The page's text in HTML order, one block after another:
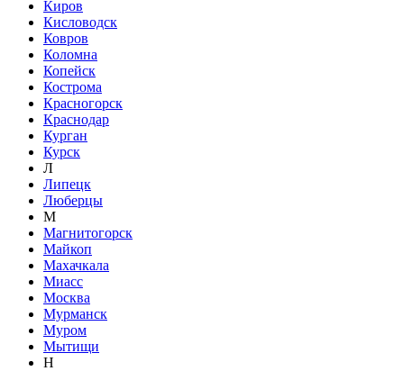
Киров
Кисловодск
Ковров
Коломна
Копейск
Кострома
Красногорск
Краснодар
Курган
Курск
Л
Липецк
Люберцы
М
Магнитогорск
Майкоп
Махачкала
Миасс
Москва
Мурманск
Муром
Мытищи
Н